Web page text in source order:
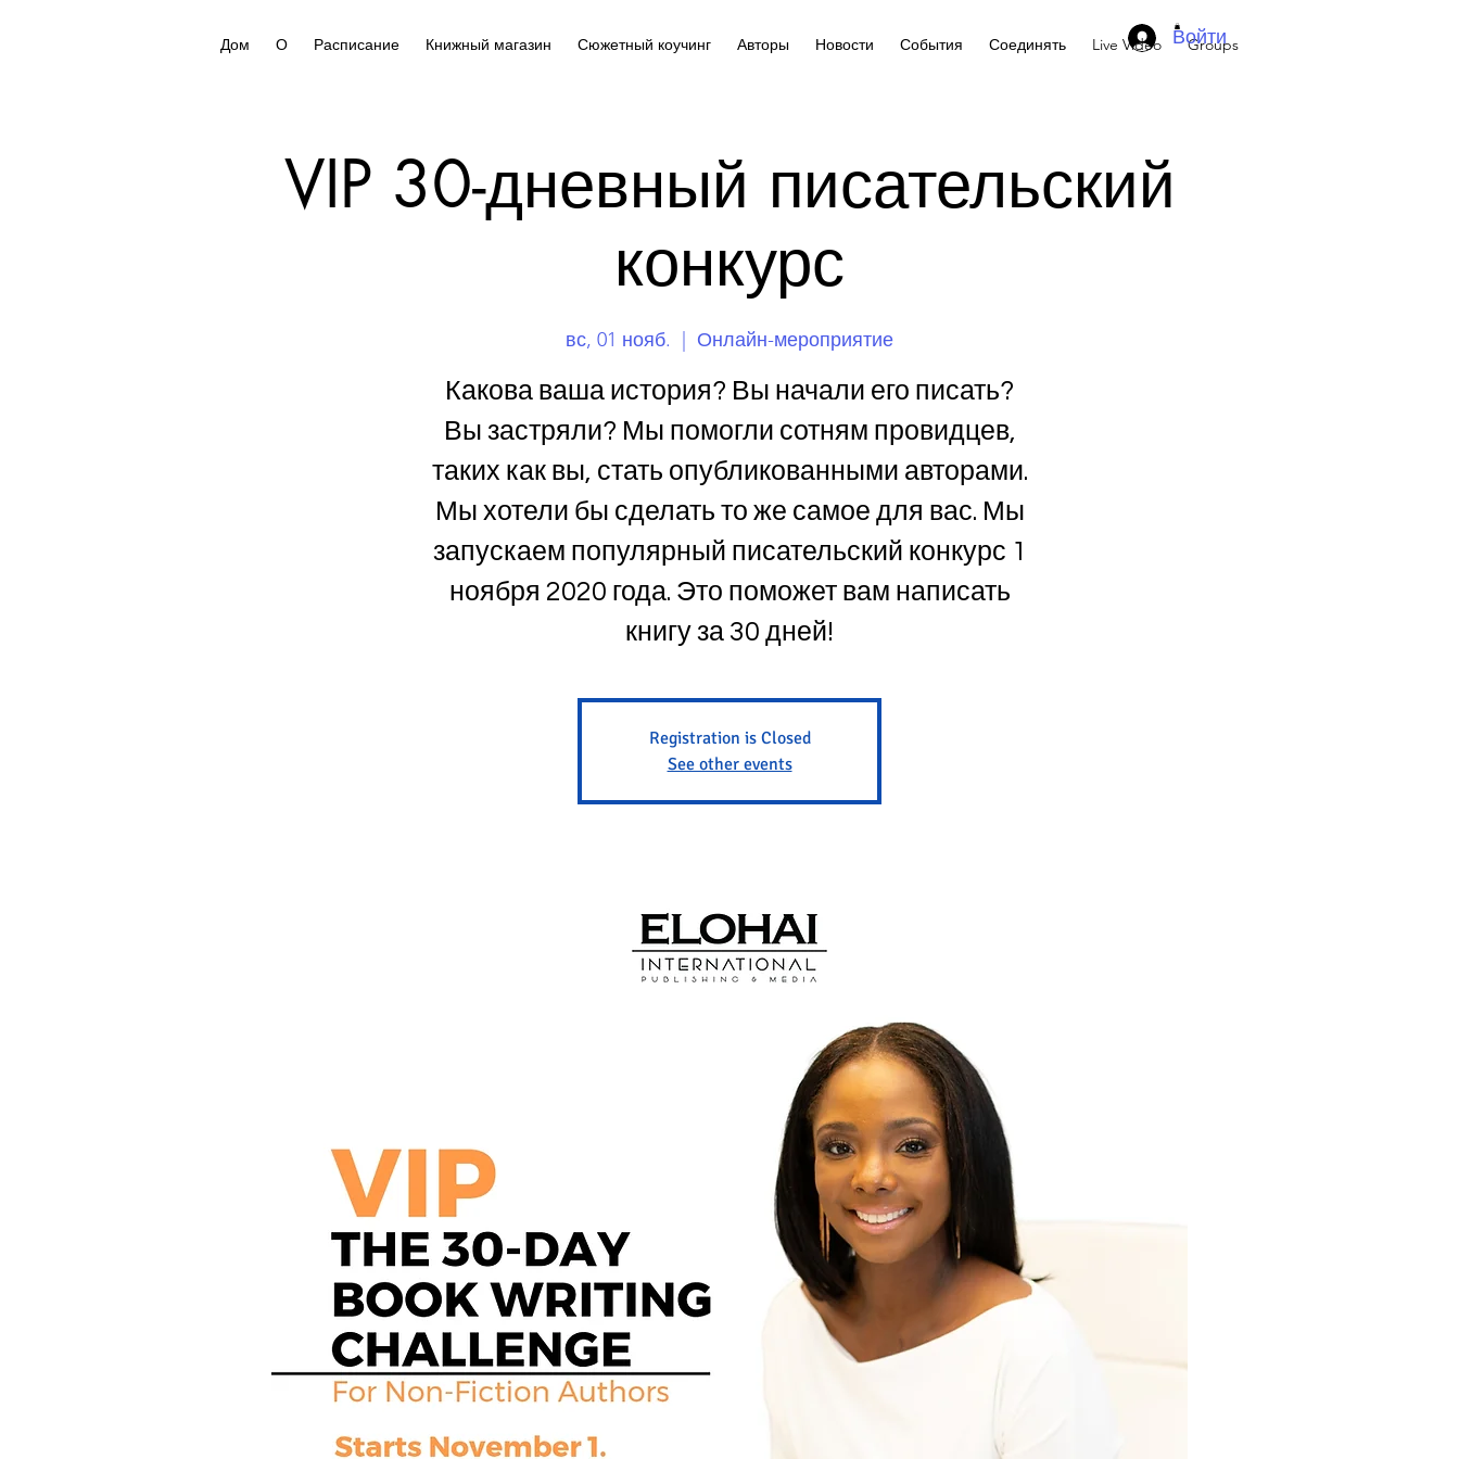
Дом О Расписание Книжный магазин Сюжетный коучинг Авторы Новости События Соединять Live Video Groups
Войти
VIP 30-дневный писательский
конкурс
вс, 01 нояб. Онлайн-мероприятие
Какова ваша история? Вы начали его писать?
Вы застряли? Мы помогли сотням провидцев,
таких как вы, стать опубликованными авторами.
Мы хотели бы сделать то же самое для вас. Мы
запускаем популярный писательский конкурс 1
ноября 2020 года. Это поможет вам написать
книгу за 30 дней!
Registration is Closed
See other events